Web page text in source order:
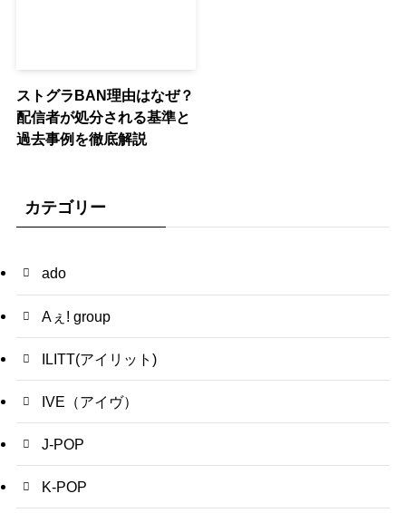
ストグラBAN理由はなぜ？
配信者が処分される基準と
過去事例を徹底解説
カテゴリー
ado
Aぇ! group
ILITT(アイリット)
IVE（アイヴ）
J-POP
K-POP